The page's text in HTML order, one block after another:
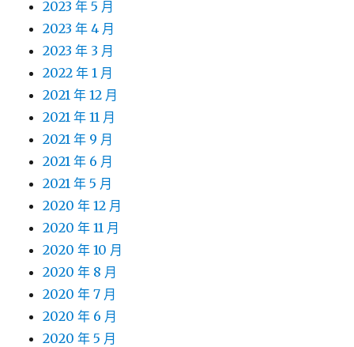
2023 年 5 月
2023 年 4 月
2023 年 3 月
2022 年 1 月
2021 年 12 月
2021 年 11 月
2021 年 9 月
2021 年 6 月
2021 年 5 月
2020 年 12 月
2020 年 11 月
2020 年 10 月
2020 年 8 月
2020 年 7 月
2020 年 6 月
2020 年 5 月